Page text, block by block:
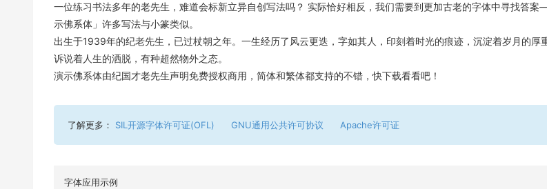
一位练习书法多年的老先生，难道会标新立异自创写法吗？ 实际恰好相反，我们需要到更加古老的字体中寻找答
示佛系体」许多写法与小篆类似。
出生于1939年的纪老先生，已过杖朝之年。一生经历了风云更迭，字如其人，印刻着时光的痕迹，沉淀着岁月的厚
诉说着人生的洒脱，有种超然物外之态。
演示佛系体由纪国才老先生声明免费授权商用，简体和繁体都支持的不错，快下载看看吧！
了解更多： SIL开源字体许可证(OFL) GNU通用公共许可协议 Apache许可证
字体应用示例